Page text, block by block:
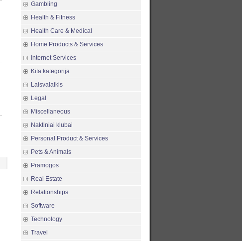
Gambling
Health & Fitness
Health Care & Medical
Home Products & Services
Internet Services
Kita kategorija
Laisvalaikis
Legal
Miscellaneous
Naktiniai klubai
Personal Product & Services
Pets & Animals
Pramogos
Real Estate
Relationships
Software
Technology
Travel